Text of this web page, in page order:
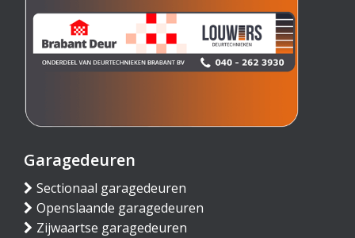
Garagedeuren
Sectionaal garagedeuren
Openslaande garagedeuren
Zijwaartse garagedeuren